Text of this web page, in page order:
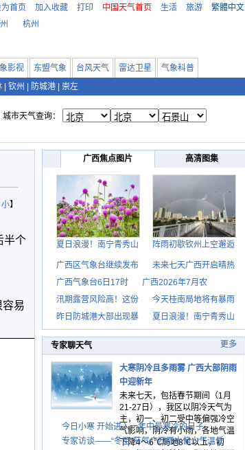
首页 加入收藏 打印 中国天气首页 生活 旅游
繁體中文
杭州
影视 东盟气象 台风天气 雷达卫星
气象科普
钦州 防城港 崇左
城市天气查询：
小】
半个
容易
广西焦点图片 高清图集
夏日浪漫！南宁青秀山 阵雨初歇钦州上空邂逅
广西区气象台继续发布
未来七天广西开启晴热
广西气象台6日17时
广西2026年7月农
汛期露营风险高！这份
今天桂南局地将有暴雨
昨日防城港大部出现暴
夏日浪漫！南宁青秀山
专家聊天气 更多
大寒阴冷且多雨雾 广西大部阴雨
中迎新年
未来七天，包括春节期间（1月
21-27日），我区以阴冷天气为
主，初一、初二受中等偏强冷空
气影响，阴冷有小雨，各地气温
下降4～6℃局地8℃以上，初
今日小寒 开始进入一年中最寒冷的日子
专家访谈——“冬至”节气广西雨水偏少气温低